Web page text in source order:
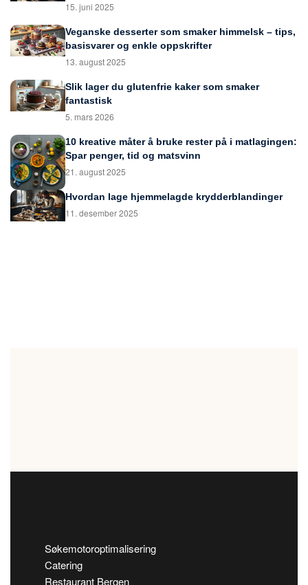
15. juni 2025
Veganske desserter som smaker himmelsk – tips,
basisvarer og enkle oppskrifter
13. august 2025
Slik lager du glutenfrie kaker som smaker
fantastisk
5. mars 2026
10 kreative måter å bruke rester på i matlagingen:
Spar penger, tid og matsvinn
21. august 2025
Hvordan lage hjemmelagde krydderblandinger
11. desember 2025
Søkemotoroptimalisering
Catering
Restaurant Bergen